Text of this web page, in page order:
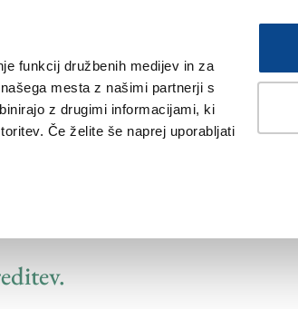
funkcij družbenih medijev in za
mesta z našimi partnerji s
z drugimi informacijami, ki
Če želite še naprej uporabljati
ŠPORT ŠE